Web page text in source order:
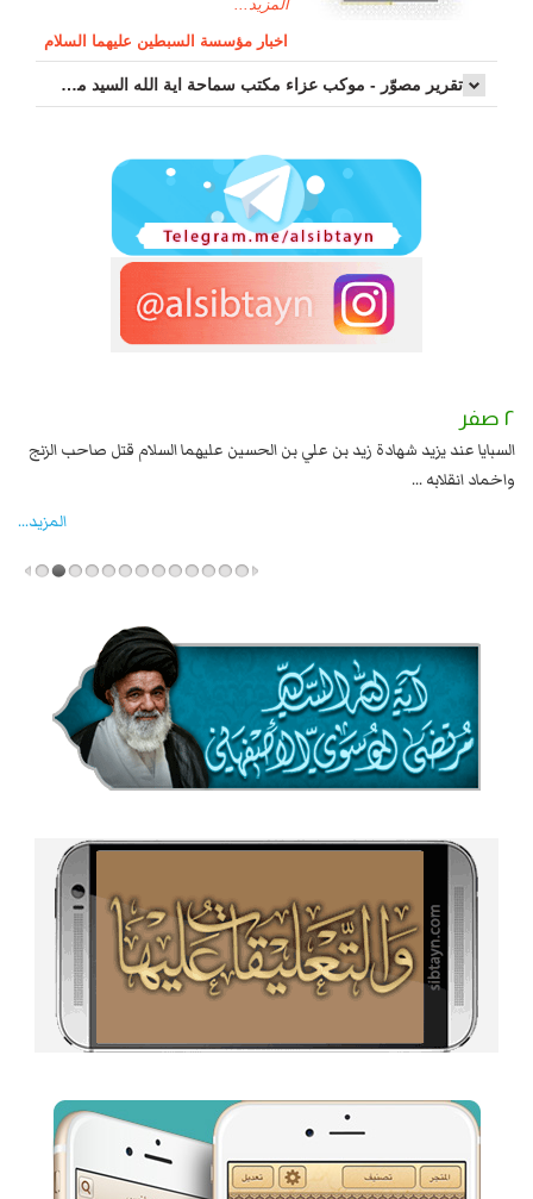
المزيد...
اخبار مؤسسة السبطين عليهما السلام
تقرير مصوّر - موكب عزاء مکتب سماحة اية الله السيد مرتضى الموسوي الاصفهاني في يوم إستشهاد السيدة فاطم...
٢ صفر
السبايا عند يزيد شهادة زيد بن علي بن الحسين عليهما السلام قتل صاحب الزنج
واخماد انقلابه ...
المزید...